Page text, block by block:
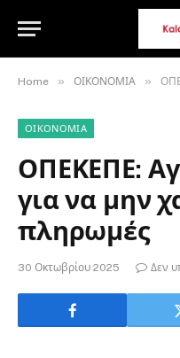
Home » ΟΙΚΟΝΟΜΙΑ »
ΟΙΚΟΝΟΜΙΑ
ΟΠΕΚΕΠΕ:
για να μην
πληρωμές
30 Οκτωβρίου 2025 Δεν